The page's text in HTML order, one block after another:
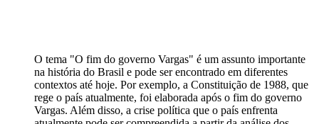
O tema "O fim do governo Vargas" é um assunto importante
na história do Brasil e pode ser encontrado em diferentes
contextos até hoje. Por exemplo, a Constituição de 1988, que
rege o país atualmente, foi elaborada após o fim do governo
Vargas. Além disso, a crise política que o país enfrenta